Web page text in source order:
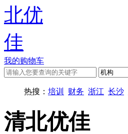
我的购物车
热搜： 培训 财务 浙江 长沙
清北优佳